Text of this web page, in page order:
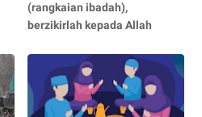
(rangkaian ibadah),
berzikirlah kepada Allah